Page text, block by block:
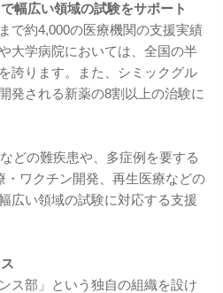
幅広い領域の試験をサポート
で約4,000の医療機関の支援実績
大学病院においては、全国の半
誇ります。また、シミックグル
発される新薬の8割以上の治験に
どの難疾患や、多症例を要する
ワクチン開発、再生医療などの
広い領域の試験に対応する支援
ス部」という独自の組織を設け